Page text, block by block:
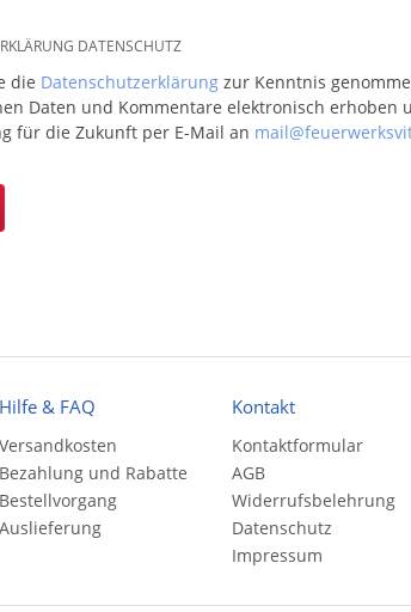
DATENSCHUTZ
die Datenschutzerklärungzur Kenntnis
Daten und Kommentare elektronisch
für die Zukunft per E-Mail an
Hilfe & FAQ
Versandkosten
Bezahlung und Rabatte
Bestellvorgang
Auslieferung
Kontakt
Kontaktformular
AGB
Widerrufsbelehrung
Datenschutz
Impressum